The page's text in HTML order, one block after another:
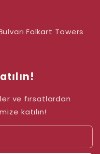
Folkart Towers
ve fırsatlardan
katılın!